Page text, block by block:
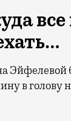
в голову